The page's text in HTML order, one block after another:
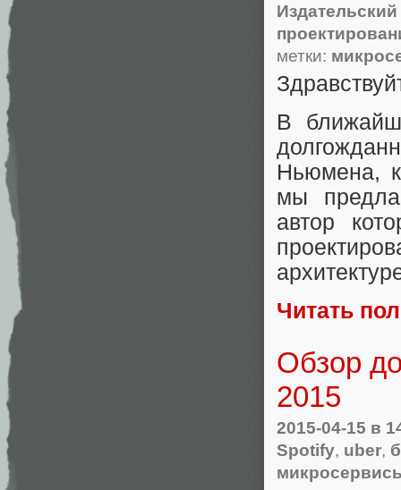
метки:
В
Ньюмена,
мы
автор
Читать
Обзор
2015
2015-04-15 в
Spotify, uber,